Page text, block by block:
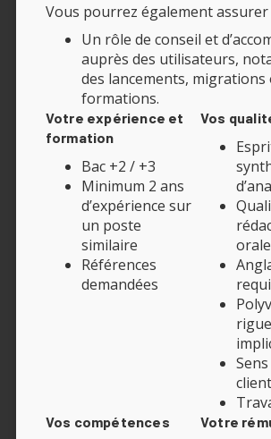
Vous pourrez également assurer
Un rôle de conseil et
auprès des utilisateurs,
des lancements, migrations
formations.
Votre expérience et
formation
Bac +2 / +3
Minimum 2 ans
d’expérience sur
un poste
similaire
Références
demandées
Vos
Vos compétences Votre